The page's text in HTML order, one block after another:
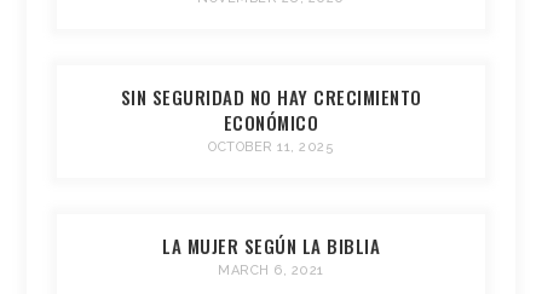
SIN SEGURIDAD NO HAY CRECIMIENTO
ECONÓMICO
OCTOBER 11, 2025
LA MUJER SEGÚN LA BIBLIA
MARCH 6, 2021